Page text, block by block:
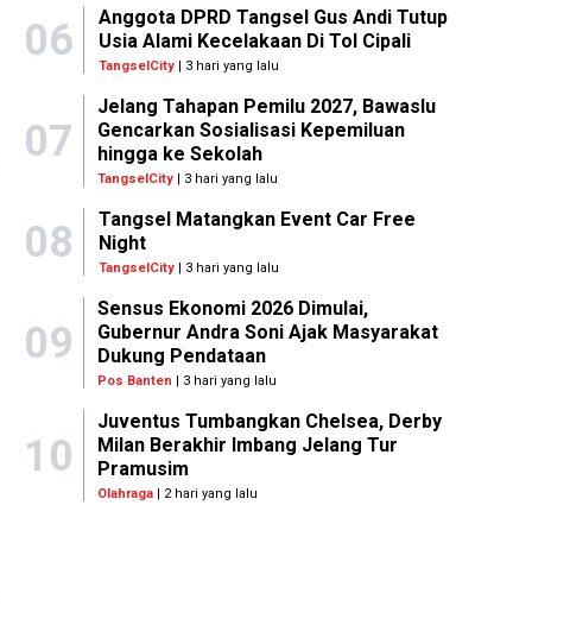
06
Anggota DPRD Tangsel Gus Andi Tutup
Usia Alami Kecelakaan Di Tol Cipali
TangselCity| 3 hari yang lalu
07
Jelang Tahapan Pemilu 2027, Bawaslu
Gencarkan Sosialisasi Kepemiluan
hingga ke Sekolah
TangselCity | 3 hari yang lalu
08
Tangsel Matangkan Event Car Free
Night
TangselCity| 3 hari yang lalu
09
Sensus Ekonomi 2026 Dimulai,
Gubernur Andra Soni Ajak Masyarakat
Dukung Pendataan
Pos Banten | 3 hari yang lalu
10
Juventus Tumbangkan Chelsea, Derby
Milan Berakhir Imbang Jelang Tur
Pramusim
Olahraga | 2 hari yang lalu